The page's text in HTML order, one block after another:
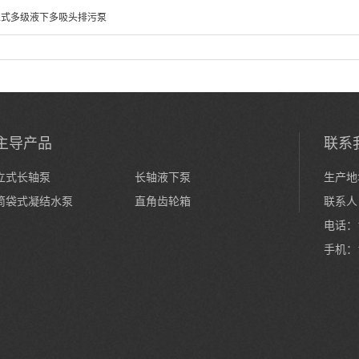
多级液下多吸头排污泵
导产品
式长轴泵
长轴液下泵
袋式凝结水泵
直角齿轮箱
联系
生产
联系
电话
手机